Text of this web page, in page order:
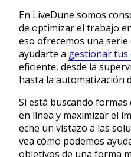
En LiveDune somos
de optimizar el trabajo
eso ofrecemos una
ayudarte a gestionar tus
eficiente, desde la
hasta la automatización
Si está buscando
en línea y maximizar el
eche un vistazo a las
vea cómo podemos
objetivos de una forma